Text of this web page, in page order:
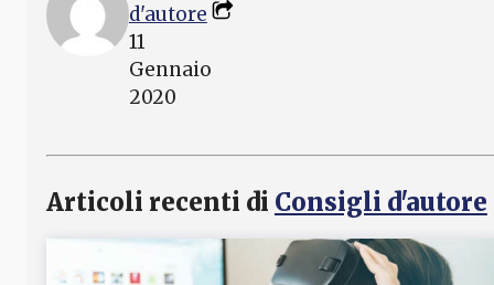
d'autore
11
Gennaio
2020
Articoli recenti di Consigli d'autore